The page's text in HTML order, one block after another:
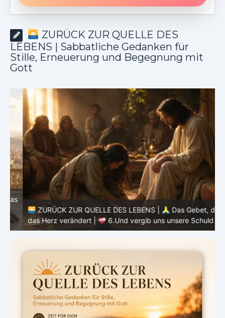
ZURÜCK ZUR QUELLE DES
LEBENS | Sabbatliche Gedanken für
Stille, Erneuerung und Begegnung mit
Gott
ZURÜCK ZUR QUELLE DES LEBENS |
Das Gebet, das
das Herz verändert |
6.Und vergib uns unsere Schuld